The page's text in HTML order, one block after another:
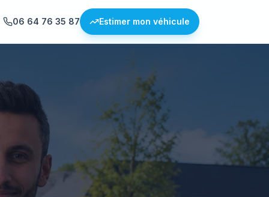
06 64 76 35 87 Estimer mon véhicule